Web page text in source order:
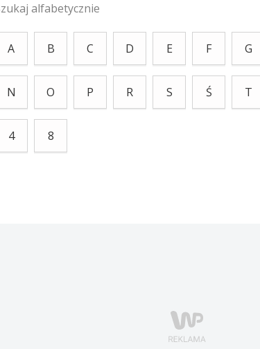
alfabetycznie
A B C D E F G
N O P R S Ś T
4 8